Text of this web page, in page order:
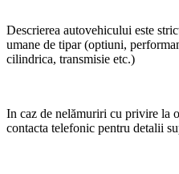
Descrierea autovehicului este
umane de tipar (optiuni,
cilindrica, transmisie etc.)
In caz de nelămuriri cu privire la
contacta telefonic pentru detalii